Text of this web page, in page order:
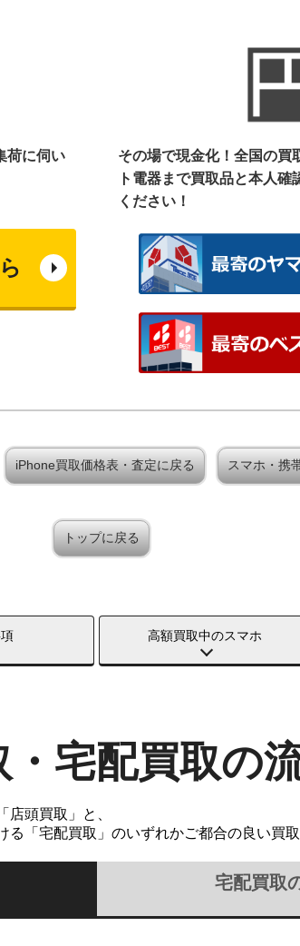
荷に伺い
その場で現金化！全国の買
ト電器まで買取品と本人確
ください！
iPhone買取価格表・査定に戻る スマホ・携
トップに戻る
高額買取中のスマホ
・宅配買取の
頭買取」と、
る「宅配買取」のいずれかご都合の良い買
宅配買取